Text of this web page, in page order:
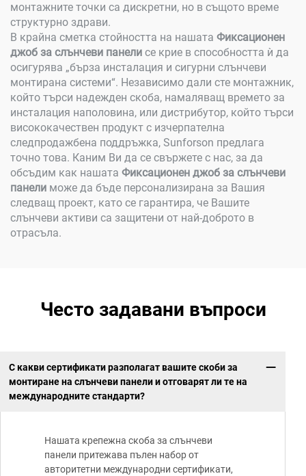
монтажните точки са дискретни, но в същото време
структурно здрави.
В крайна сметка стойността на нашата Фиксационен
джоб за слънчеви панели се крие в способността ѝ да
осигурява „бърза инсталация и сигурни слънчеви
монтирана системи“. Независимо дали сте монтажник,
който търси надежден скоба, намаляващ времето за
инсталация наполовина, или дистрибутор, който търси
висококачествен продукт с изчерпателна
следпродажбена поддръжка, Sunforson предлага
точно това. Каним Ви да се свържете с нас, за да
обсъдим как нашата Фиксационен джоб за слънчеви
панели може да бъде персонализирана за Вашия
следващ проект, като се гарантира, че Вашите
слънчеви активи са защитени от най-доброто в
отрасъла.
Често задавани въпроси
С какви сертификати разполагат вашите скоби за
монтиране на слънчеви панели и отговарят ли те на
международните стандарти?
Нашата крепежна скоба за слънчеви
панели притежава пълен набор от
авторитетни международни сертификати,